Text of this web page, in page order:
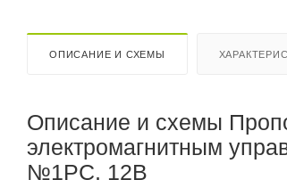
ОПИСАНИЕ И СХЕМЫ
Описание и схемы
электромагнитным
№1PC, 12В